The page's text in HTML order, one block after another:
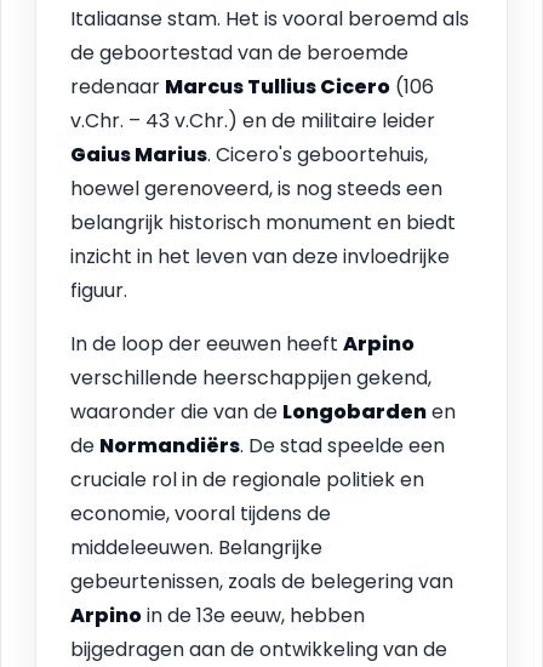
Italiaanse stam. Het is vooral beroemd als
de geboortestad van de beroemde
redenaar Marcus Tullius Cicero (106
v.Chr. – 43 v.Chr.) en de militaire leider
Gaius Marius. Cicero's geboortehuis,
hoewel gerenoveerd, is nog steeds een
belangrijk historisch monument en biedt
inzicht in het leven van deze invloedrijke
figuur.
In de loop der eeuwen heeft Arpino
verschillende heerschappijen gekend,
waaronder die van de Longobardenen
de Normandiërs. De stad speelde een
cruciale rol in de regionale politiek en
economie, vooral tijdens de
middeleeuwen. Belangrijke
gebeurtenissen, zoals de belegering van
Arpinoin de 13e eeuw, hebben
bijgedragen aan de ontwikkeling van de